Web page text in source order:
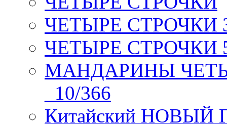
ЧЕТЫРЕ СТРОЧКИ 3
ЧЕТЫРЕ СТРОЧКИ 5
МАНДАРИНЫ
_10/366
Китайский НОВЫЙ